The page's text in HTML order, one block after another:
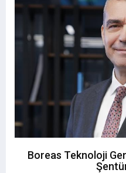
Boreas Teknoloji